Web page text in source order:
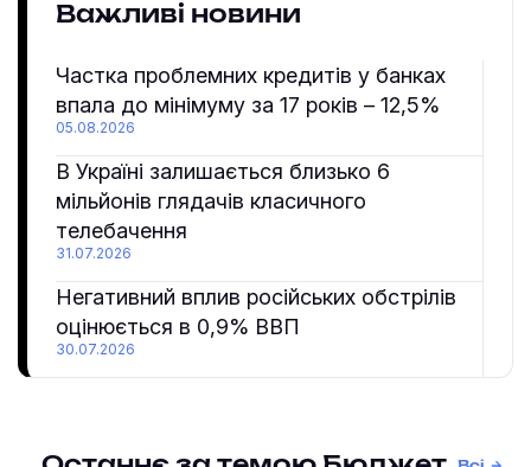
Важливі новини
Частка проблемних кредитів у банках
впала до мінімуму за 17 років – 12,5%
05.08.2026
В Україні залишається близько 6
мільйонів глядачів класичного
телебачення
31.07.2026
Негативний вплив російських обстрілів
оцінюється в 0,9% ВВП
30.07.2026